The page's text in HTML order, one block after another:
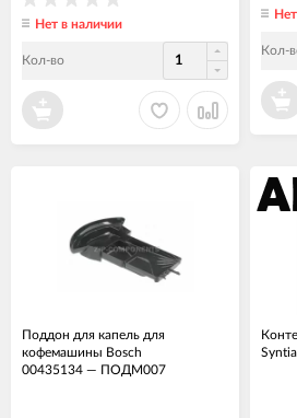
Нет в наличии
Кол-во
Кол-
Поддон для капель для
кофемашины Bosch
00435134 — ПОДМ007